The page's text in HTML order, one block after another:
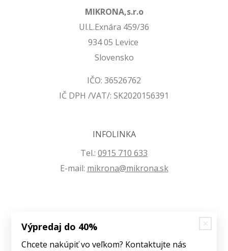
MIKRONA,s.r.o
Ul.L.Exnára 459/36
934 05 Levice
Slovensko
IČO: 36526762
IČ DPH /VAT/: SK2020156391
INFOLINKA
Tel.: 0915 710 633
E-mail: mikrona@mikrona.sk
VŠETKO O NÁKUPE
Obchodné podmienky
Výpredaj do 40%
Chcete nakúpiť vo veľkom? Kontaktujte nás